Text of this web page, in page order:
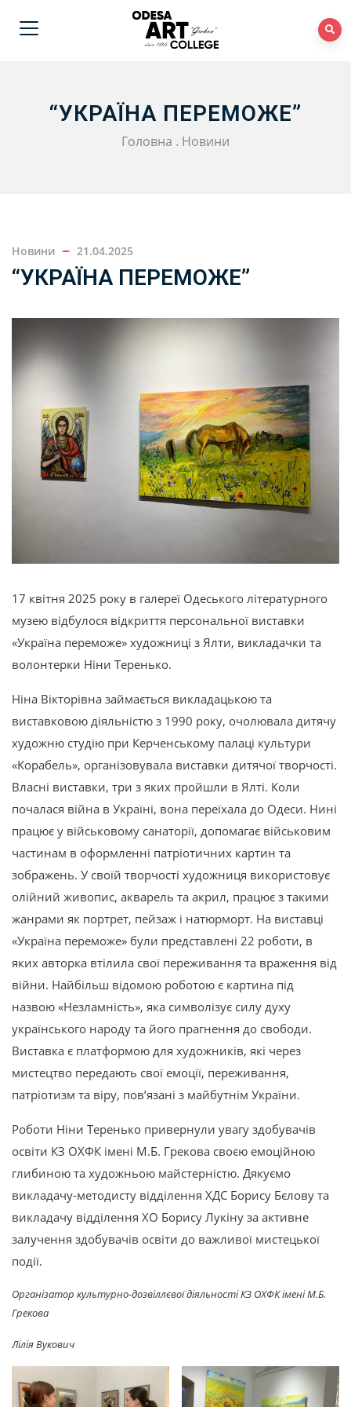
“УКРАЇНА ПЕРЕМОЖЕ”
Головна . Новини
Новини 21.04.2025
“УКРАЇНА ПЕРЕМОЖЕ”
17 квітня 2025 року в галереї Одеського літературного
музею відбулося відкриття персональної виставки
«Україна переможе» художниці з Ялти, викладачки та
волонтерки Ніни Теренько.
Ніна Вікторівна займається викладацькою та
виставковою діяльністю з 1990 року, очолювала дитячу
художню студію при Керченському палаці культури
«Корабель», організовувала виставки дитячої творчості.
Власні виставки, три з яких пройшли в Ялті. Коли
почалася війна в Україні, вона переїхала до Одеси. Нині
працює у військовому санаторії, допомагає військовим
частинам в оформленні патріотичних картин та
зображень. У своїй творчості художниця використовує
олійний живопис, акварель та акрил, працює з такими
жанрами як портрет, пейзаж і натюрморт. На виставці
«Україна переможе» були представлені 22 роботи, в
яких авторка втілила свої переживання та враження від
війни. Найбільш відомою роботою є картина під
назвою «Незламність», яка символізує силу духу
українського народу та його прагнення до свободи.
Виставка є платформою для художників, які через
мистецтво передають свої емоції, переживання,
патріотизм та віру, пов’язані з майбутнім України.
Роботи Ніни Теренько привернули увагу здобувачів
освіти КЗ ОХФК імені М.Б. Грекова своєю емоційною
глибиною та художньою майстерністю. Дякуємо
викладачу-методисту відділення ХДС Борису Бєлову та
викладачу відділення ХО Борису Лукіну за активне
залучення здобувачів освіти до важливої мистецької
події.
Організатор культурно-дозвіллєвої діяльності КЗ ОХФК імені М.Б.
Грекова
Лілія Вукович